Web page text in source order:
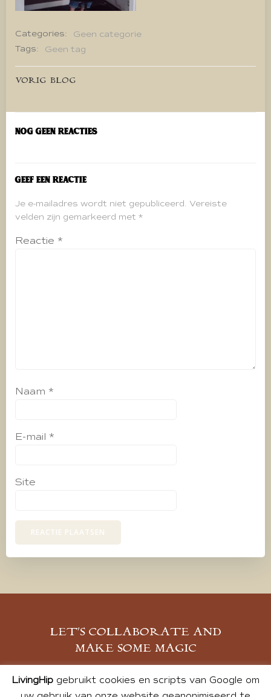
Categories:
Geen categorie
Tags:
Geen tag
Bericht
navigatie
VORIG BLOG
Nog geen reacties
Geef een reactie
Je e-mailadres wordt niet gepubliceerd. Vereiste
velden zijn gemarkeerd met *
Reactie *
Naam *
E-mail *
Site
LET’S COLLABORATE AND
MAKE SOME MAGIC
MELD JE AAN
LivingHipgebruikt cookies en scripts van Google om